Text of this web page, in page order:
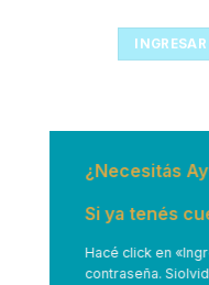
INGRESAR
¿Necesitás
Si ya tenés
Hacé click en
contraseña.